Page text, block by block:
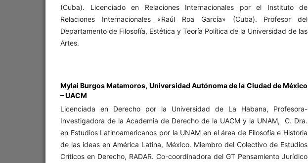
(Cuba). Licenciado en Relaciones Internacionales por el Instituto de
Relaciones Internacionales «Raúl Roa García» (Cuba). Profesor del
Departamento de Filosofía, Estética y Teoría Política de la Universidad de las
Artes.
Mylai Burgos Matamoros, Universidad Autónoma de la Ciudad de México
– UACM
Licenciada en Derecho por la Universidad de La Habana, Profesora-
Investigadora de la Academia de Derecho de la UACM y la UNAM, C. Dra.
en Estudios Latinoamericanos por la UNAM en el área de Filosofía e Historia
de las ideas en América Latina, México. Miembro del Colectivo de Estudios
Críticos en Derecho, RADAR. Co-coordinadora del GT Pensamiento Jurídico